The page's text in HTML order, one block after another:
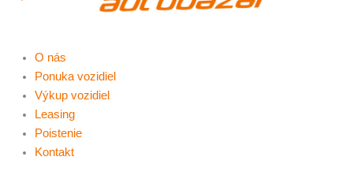
O nás
Ponuka vozidiel
Výkup vozidiel
Leasing
Poistenie
Kontakt